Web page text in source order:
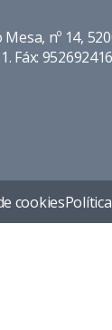
nº 14,
Fáx:
cookies